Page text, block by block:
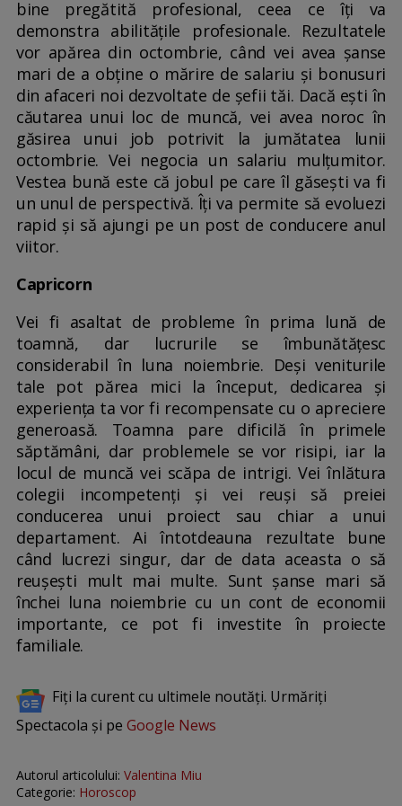
bine pregătită profesional, ceea ce îți va
demonstra abilitățile profesionale. Rezultatele
vor apărea din octombrie, când vei avea șanse
mari de a obține o mărire de salariu și bonusuri
din afaceri noi dezvoltate de șefii tăi. Dacă ești în
căutarea unui loc de muncă, vei avea noroc în
găsirea unui job potrivit la jumătatea lunii
octombrie. Vei negocia un salariu mulțumitor.
Vestea bună este că jobul pe care îl găsești va fi
un unul de perspectivă. Îți va permite să evoluezi
rapid și să ajungi pe un post de conducere anul
viitor.
Capricorn
Vei fi asaltat de probleme în prima lună de
toamnă, dar lucrurile se îmbunătățesc
considerabil în luna noiembrie. Deși veniturile
tale pot părea mici la început, dedicarea și
experiența ta vor fi recompensate cu o apreciere
generoasă. Toamna pare dificilă în primele
săptămâni, dar problemele se vor risipi, iar la
locul de muncă vei scăpa de intrigi. Vei înlătura
colegii incompetenți și vei reuși să preiei
conducerea unui proiect sau chiar a unui
departament. Ai întotdeauna rezultate bune
când lucrezi singur, dar de data aceasta o să
reușești mult mai multe. Sunt șanse mari să
închei luna noiembrie cu un cont de economii
importante, ce pot fi investite în proiecte
familiale.
Fiți la curent cu ultimele noutăți. Urmăriți
Spectacola și pe Google News
Autorul articolului: Valentina Miu
Categorie: Horoscop